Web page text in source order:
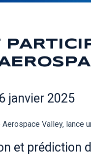
janvier 2025
Valley,
et prédiction